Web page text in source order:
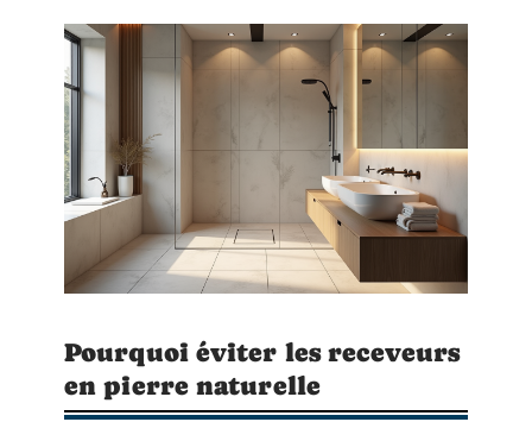
Pourquoi éviter les receveurs
en pierre naturelle